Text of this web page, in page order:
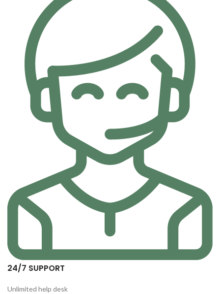
24/7 SUPPORT
Unlimited help desk